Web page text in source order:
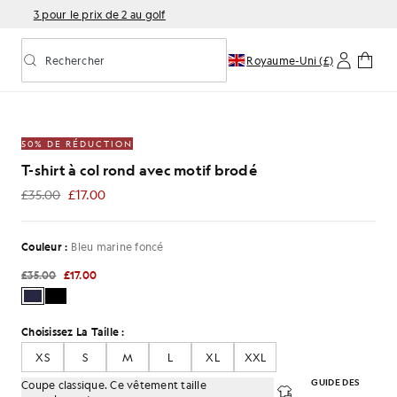
3 pour le prix de 2 au golf
Activer/désactiver la recherche prédictive
Rechercher Royaume-Uni (£)
50% DE RÉDUCTION
T-shirt à col rond avec motif brodé
£35.00 £17.00
£17.00
Couleur : Bleu marine foncé
£35.00 £17.00
Choisissez La Taille :
XS
S M L XL
XXL
Coupe classique. Ce vêtement taille
GUIDE DES